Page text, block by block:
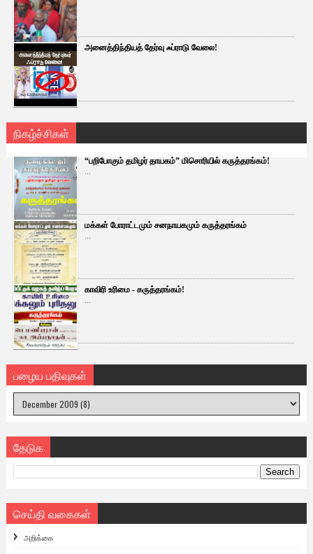
அனைத்திந்தியத் தேர்வு ஃப்ராடு வேலை!
நிகழ்ச்சிகள்
“பறிபோகும் தமிழர் தாயகம்” மிசொரியில் கருத்தரங்கம்!
...
மக்கள் போராட்டமும் சனநாயகமும் கருத்தரங்கம்
...
காவிரி உரிமை - கருத்தரங்கம்!
...
பழைய பதிவுகள்
தேடுக
செய்தி வகைகள்
அறிக்கை